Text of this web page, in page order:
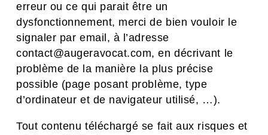
erreur ou ce qui parait être un
dysfonctionnement, merci de bien vouloir le
signaler par email, à l’adresse
contact@augeravocat.com, en décrivant le
problème de la manière la plus précise
possible (page posant problème, type
d’ordinateur et de navigateur utilisé, …).
Tout contenu téléchargé se fait aux risques et